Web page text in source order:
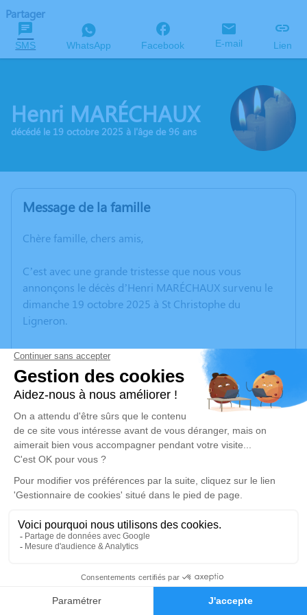
Faire-part Hommages
Partager
SMS WhatsApp Facebook E-mail Lien
Henri MARÉCHAUX
décédé le 19 octobre 2025 à l'âge de 96 ans
Message de la famille
Chère famille, chers amis,
C’est avec une grande tristesse que nous vous
annonçons le décès d’Henri MARÉCHAUX survenu le
dimanche 19 octobre 2025 à St Christophe du
Ligneron.
Nous vous invitons à utiliser cet espace pour laisser
vos condoléances, partager des photos souvenirs, une
anecdote ou exprimer vos pensées à travers des
poèmes ou des textes. Cet endroit est un lieu
d'expression dédié à honorer la mémoire d’Henri
MARÉCHAUX.
Un service de plantation d’arbre hommage est
disponible ici.
Je rends hommage
jeudi 23 octobre 2025 à 13h30
Crématorium de Challans